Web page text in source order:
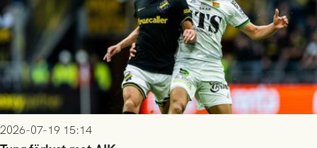
2026-07-19 15:14